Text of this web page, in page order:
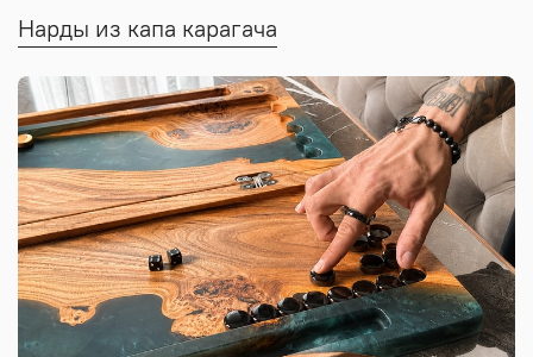
Нарды из капа карагача